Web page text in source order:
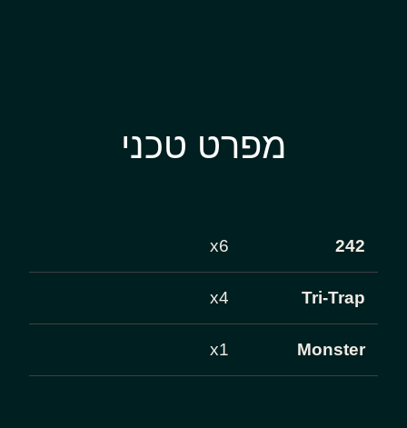
מפרט טכני
242
x6
Tri-Trap
x4
Monster
x1